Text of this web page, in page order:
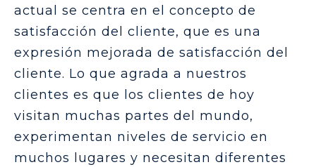
actual se centra en el concepto de
satisfacción del cliente, que es una
expresión mejorada de satisfacción del
cliente. Lo que agrada a nuestros
clientes es que los clientes de hoy
visitan muchas partes del mundo,
experimentan niveles de servicio en
muchos lugares y necesitan diferentes